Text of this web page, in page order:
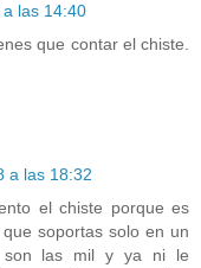
las 14:40
que contar el chiste.
a las 18:32
el chiste porque es
soportas solo en un
son las mil y ya ni le